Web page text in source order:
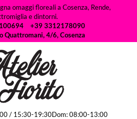
omaggi floreali a Cosenza, Rende,
e dintorni.
+39 3312178090
Quattromani, 4/6, Cosenza
/ 15:30-19:30Dom: 08:00-13:00